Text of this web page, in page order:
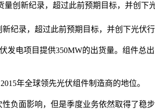
量创新纪录，超过此前预期目标，并
纪录，超过此前预期目标，并创下光伏行
电项目提供350MW的出货量。组件总
年全球领先光伏组件制造商的地位。
面影响，但是季度业务依然取得了稳